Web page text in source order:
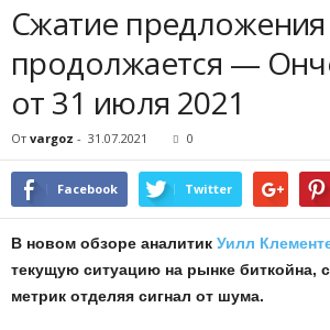
Сжатие предложения
продолжается —
от 31 июля 2021
От vargoz - 31.07.2021 0
Facebook Twitter
В новом обзоре аналитик Уилл
текущую ситуацию на рынке биткойна,
метрик отделяя сигнал от шума.